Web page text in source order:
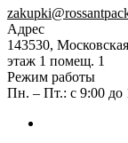
Адрес
143530,
этаж 1 помещ. 1
Режим работы
Пн. – Пт.: с 9:00 до